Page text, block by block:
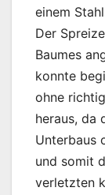
einem
Der
Baumes
konnte
ohne
heraus, da
Unterbaus
und somit
verletzten